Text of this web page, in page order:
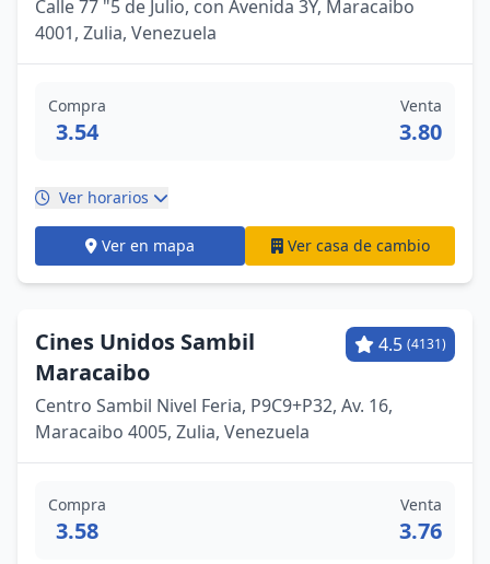
Calle 77 "5 de Julio, con Avenida 3Y, Maracaibo
4001, Zulia, Venezuela
Compra
3.54
Venta
3.80
Ver horarios
Ver en mapa Ver casa de cambio
Cines Unidos Sambil
Maracaibo
4.5 (4131)
Centro Sambil Nivel Feria, P9C9+P32, Av. 16,
Maracaibo 4005, Zulia, Venezuela
Compra
3.58
Venta
3.76